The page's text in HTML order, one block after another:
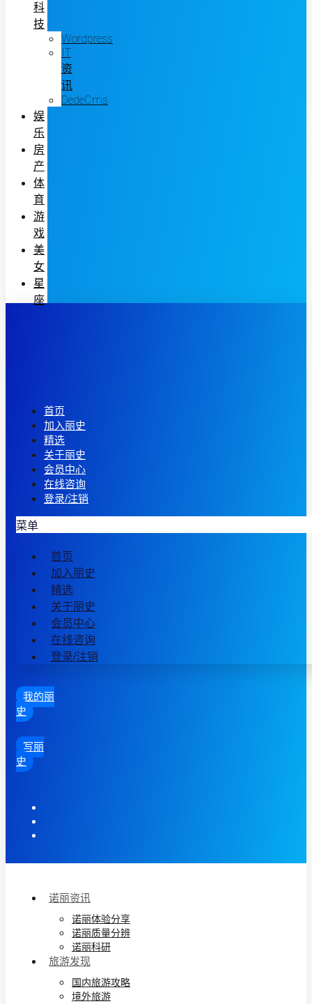
科
技
Wordpress
IT
资
讯
DedeCms
娱
乐
房
产
体
育
游
戏
美
女
星
座
首页
加入丽史
精选
关于丽史
会员中心
在线咨询
登录/注销
菜单
首页
加入丽史
精选
关于丽史
会员中心
在线咨询
登录/注销
我的丽
史
写丽
史
诺丽资讯
诺丽体验分享
诺丽质量分辨
诺丽科研
旅游发现
国内旅游攻略
境外旅游